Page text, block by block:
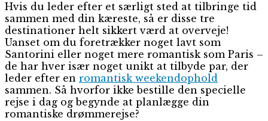
Hvis du leder efter et særligt sted at tilbringe tid
sammen med din kæreste, så er disse tre
destinationer helt sikkert værd at overveje!
Uanset om du foretrækker noget lavt som
Santorini eller noget mere romantisk som Paris –
de har hver især noget unikt at tilbyde par, der
leder efter en romantisk weekendophold
sammen. Så hvorfor ikke bestille den specielle
rejse i dag og begynde at planlægge din
romantiske drømmerejse?